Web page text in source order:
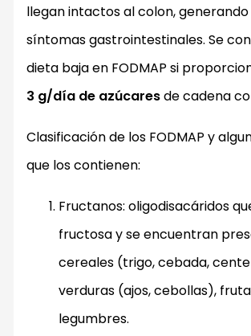
llegan intactos al colon,
síntomas gastrointestinales. Se
dieta baja en FODMAP si
3 g/día de azúcaresde cadena
Clasificación de los FODMAP y
que los contienen:
Fructanos: oligodisacáridos
fructosa y se encuentran
cereales (trigo, cebada,
verduras (ajos, cebollas),
legumbres.